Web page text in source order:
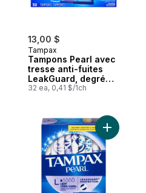
13,00 $
Tampax
Tampons Pearl avec
tresse anti-fuites
LeakGuard, degré
d’absorption ultra,
32 ea, 0,41 $/1ch
Tampons Pearl avec tresse anti-
Ajouter